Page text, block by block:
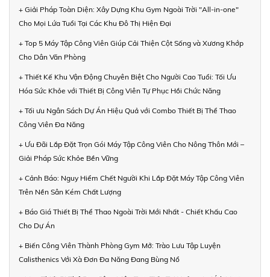
+ Giải Pháp Toàn Diện: Xây Dựng Khu Gym Ngoài Trời "All-in-one"
Cho Mọi Lứa Tuổi Tại Các Khu Đô Thị Hiện Đại
+ Top 5 Máy Tập Công Viên Giúp Cải Thiện Cột Sống và Xương Khớp
Cho Dân Văn Phòng
+ Thiết Kế Khu Vận Động Chuyên Biệt Cho Người Cao Tuổi: Tối Ưu
Hóa Sức Khỏe với Thiết Bị Công Viên Tự Phục Hồi Chức Năng
+ Tối ưu Ngân Sách Dự Án Hiệu Quả với Combo Thiết Bị Thể Thao
Công Viên Đa Năng
+ Ưu Đãi Lắp Đặt Trọn Gói Máy Tập Công Viên Cho Nông Thôn Mới –
Giải Pháp Sức Khỏe Bền Vững
+ Cảnh Báo: Nguy Hiểm Chết Người Khi Lắp Đặt Máy Tập Công Viên
Trên Nền Sân Kém Chất Lượng
+ Báo Giá Thiết Bị Thể Thao Ngoài Trời Mới Nhất - Chiết Khấu Cao
Cho Dự Án
+ Biến Công Viên Thành Phòng Gym Mở: Trào Lưu Tập Luyện
Calisthenics Với Xà Đơn Đa Năng Đang Bùng Nổ